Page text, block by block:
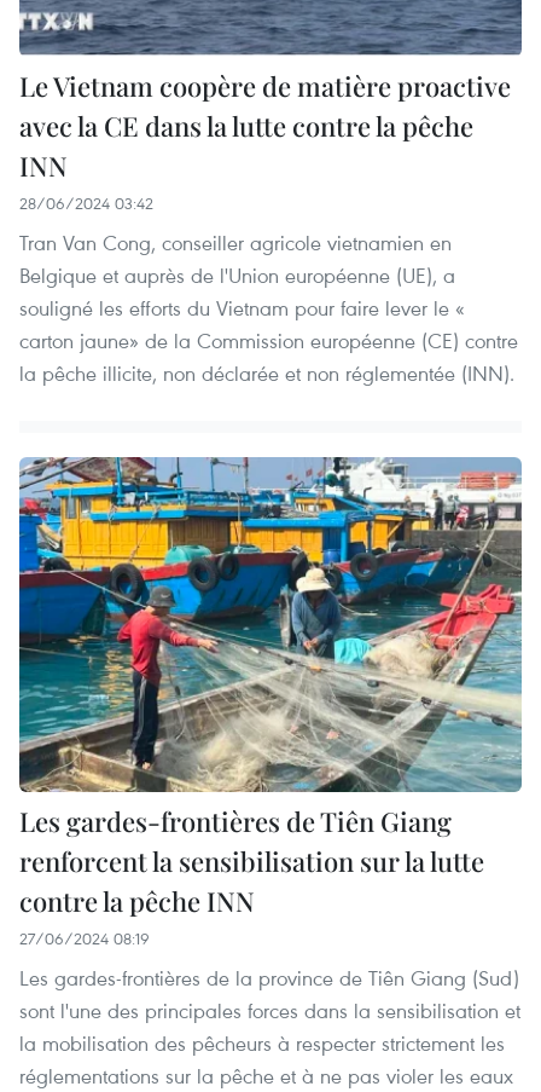
Le Vietnam coopère de matière proactive
avec la CE dans la lutte contre la pêche
INN
28/06/2024 03:42
Tran Van Cong, conseiller agricole vietnamien en
Belgique et auprès de l'Union européenne (UE), a
souligné les efforts du Vietnam pour faire lever le «
carton jaune» de la Commission européenne (CE) contre
la pêche illicite, non déclarée et non réglementée (INN).
Les gardes-frontières de Tiên Giang
renforcent la sensibilisation sur la lutte
contre la pêche INN
27/06/2024 08:19
Les gardes-frontières de la province de Tiên Giang (Sud)
sont l'une des principales forces dans la sensibilisation et
la mobilisation des pêcheurs à respecter strictement les
réglementations sur la pêche et à ne pas violer les eaux